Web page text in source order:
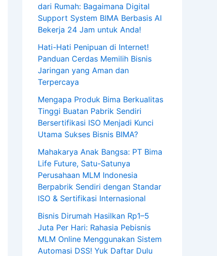
dari Rumah: Bagaimana Digital
Support System BIMA Berbasis AI
Bekerja 24 Jam untuk Anda!
Hati-Hati Penipuan di Internet!
Panduan Cerdas Memilih Bisnis
Jaringan yang Aman dan
Terpercaya
Mengapa Produk Bima Berkualitas
Tinggi Buatan Pabrik Sendiri
Bersertifikasi ISO Menjadi Kunci
Utama Sukses Bisnis BIMA?
Mahakarya Anak Bangsa: PT Bima
Life Future, Satu-Satunya
Perusahaan MLM Indonesia
Berpabrik Sendiri dengan Standar
ISO & Sertifikasi Internasional
Bisnis Dirumah Hasilkan Rp1–5
Juta Per Hari: Rahasia Pebisnis
MLM Online Menggunakan Sistem
Automasi DSS! Yuk Daftar Dulu